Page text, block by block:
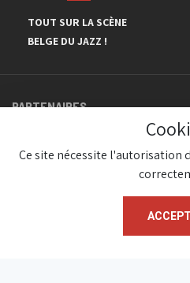
TOUT SUR LA SCÈNE
BELGE DU JAZZ !
PARTENAIRES
© JazzInBelgium 2026 ( Version 1.1.2)
Ce site nécessite l'autorisation